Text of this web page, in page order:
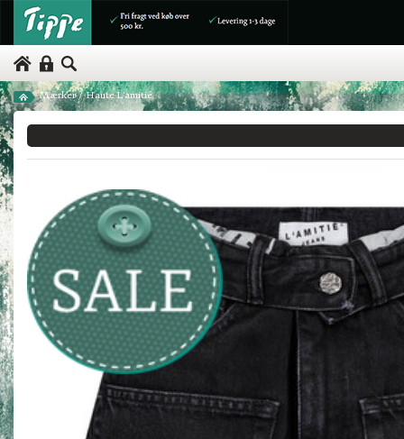
Mærker/ Haute L'amitié